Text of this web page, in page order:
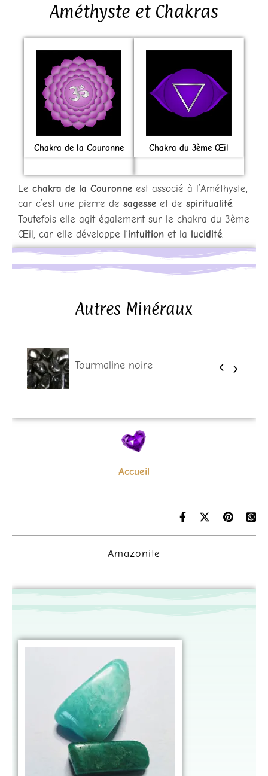
Améthyste et Chakras
Chakra de la Couronne Chakra du 3ème Œil
Le chakra de la Couronne est associé à l’Améthyste,
car c’est une pierre de sagesse et de spiritualité.
Toutefois elle agit également sur le chakra du 3ème
Œil, car elle développe l’intuition et la lucidité.
Autres Minéraux
Tourmaline noire
Accueil
Amazonite